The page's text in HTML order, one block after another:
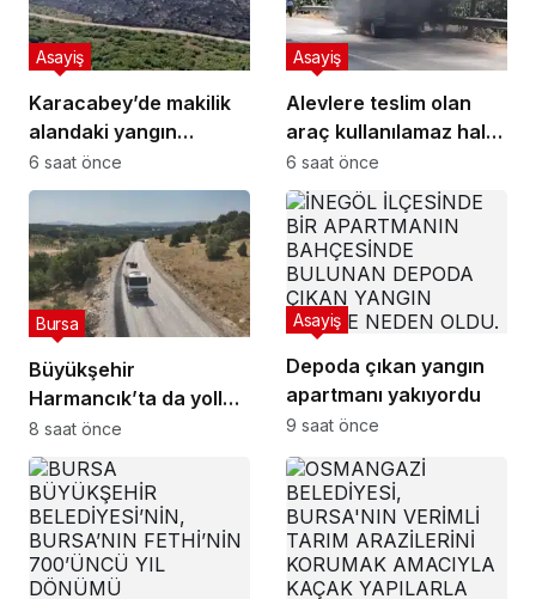
Karacabey’de makilik
alandaki yangın
fabrikaya ulaşmadan
söndürüldü
Asayiş
6 saat önce
Alevlere teslim olan
araç kullanılamaz hale
geldi
Asayiş
6 saat önce
Büyükşehir
Harmancık’ta da yolları
yeniliyor
Bursa
8 saat önce
Depoda çıkan yangın
apartmanı yakıyordu
Asayiş
9 saat önce